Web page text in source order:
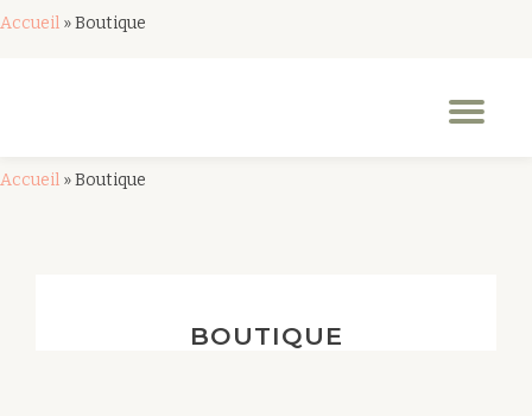
Accueil »Boutique
Accueil »Boutique
BOUTIQUE